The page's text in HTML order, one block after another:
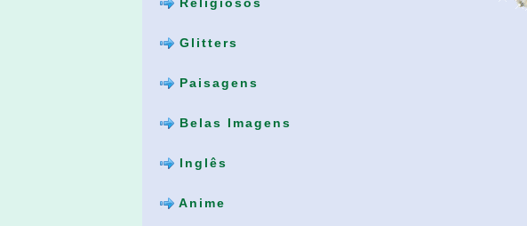
Glitters
Paisagens
Belas Imagens
Inglês
Anime